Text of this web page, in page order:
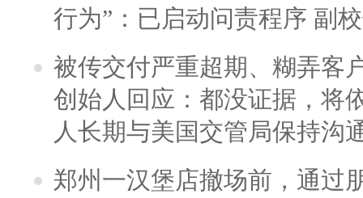
行为”：已启动问责程序 副
被传交付严重超期、糊弄客
创始人回应：都没证据，将
人长期与美国交管局保持沟
郑州一汉堡店撤场前，通过